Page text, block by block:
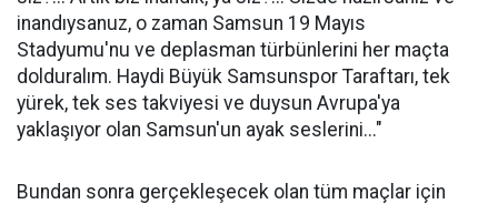
inandıysanuz, o zaman Samsun 19 Mayıs
Stadyumu'nu ve deplasman türbünlerini her maçta
dolduralım. Haydi Büyük Samsunspor Taraftarı, tek
yürek, tek ses takviyesi ve duysun Avrupa'ya
yaklaşıyor olan Samsun'un ayak seslerini..."
Bundan sonra gerçekleşecek olan tüm maçlar için